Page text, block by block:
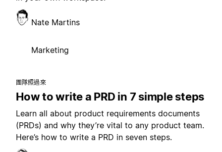
Nate Martins
Marketing
團隊照過來
How to write a PRD in 7 simple steps
Learn all about product requirements documents
(PRDs) and why they’re vital to any product team.
Here’s how to write a PRD in seven steps.